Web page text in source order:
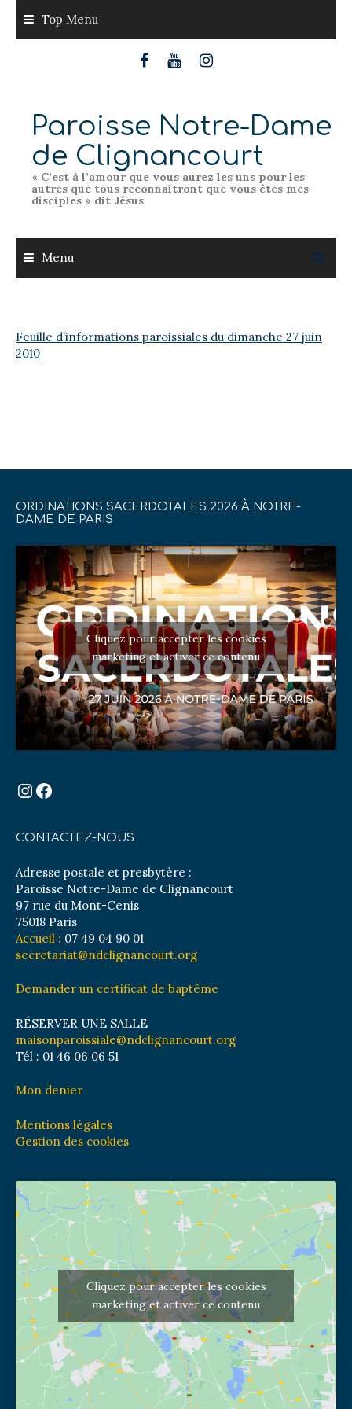
content
Top Menu
Paroisse Notre-Dame
de Clignancourt
« C’est à l’amour que vous aurez les uns pour les
autres que tous reconnaîtront que vous êtes mes
disciples » dit Jésus
Menu
Feuille d’informations paroissiales du dimanche 27 juin
2010
ORDINATIONS SACERDOTALES 2026 À NOTRE-
DAME DE PARIS
Cliquez pour accepter les cookies
marketing et activer ce contenu
Instagram
Facebook
CONTACTEZ-NOUS
Adresse postale et presbytère :
Paroisse Notre-Dame de Clignancourt
97 rue du Mont-Cenis
75018 Paris
Accueil : 07 49 04 90 01
secretariat@ndclignancourt.org
Demander un certificat de baptême
RÉSERVER UNE SALLE
maisonparoissiale@ndclignancourt.org
Tél : 01 46 06 06 51
Mon denier
Mentions légales
Gestion des cookies
Cliquez pour accepter les cookies
marketing et activer ce contenu